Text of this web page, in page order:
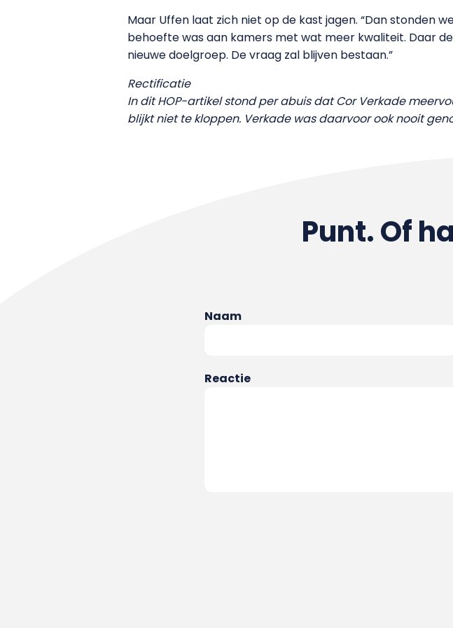
Maar Uffen laat zich niet op de kast jagen. “Dan stonden
behoefte was aan kamers met wat meer kwaliteit. Daar
nieuwe doelgroep. De vraag zal blijven bestaan.”
Rectificatie
In dit HOP-artikel stond per abuis dat Cor Verkade
blijkt niet te kloppen. Verkade was daarvoor ook nooit
Punt. Of
Naam
Reactie